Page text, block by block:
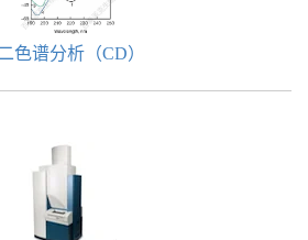
色谱分析（CD）